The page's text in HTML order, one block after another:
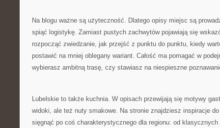
Na blogu ważne są użyteczność. Dlatego opisy miejsc są
spiąć logistykę. Zamiast pustych zachwytów pojawiają się
rozpocząć zwiedzanie, jak przejść z punktu do punktu, kiedy
postawić na mniej oblegany wariant. Całość ma pomagać w
wybierasz ambitną trasę, czy stawiasz na niespieszne
Lubelskie to także kuchnia. W opisach przewijają się motywy
widoki, ale też nuty smakowe. Na stronie znajdziesz inspiracje
sięgnąć po coś charakterystycznego dla regionu: od